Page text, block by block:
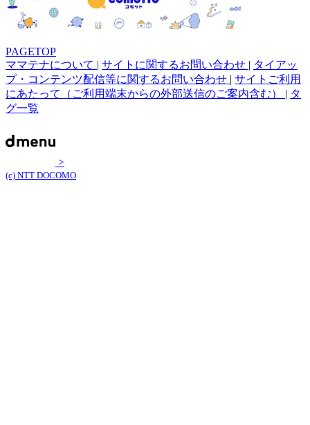
PAGETOP
ママテナについて | サイトに関するお問い合わせ | タイアッ
プ・コンテンツ配信等に関するお問い合わせ | サイトご利用
にあたって（ご利用端末からの外部送信のご案内含む） | タ
グ一覧
>
(c) NTT DOCOMO